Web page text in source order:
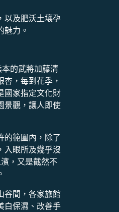
以及肥沃土壤孕
力。
的武將加藤清
，每到花季，
國家指定文化財
景觀，讓人即使
的範圍內，除了
入眼所及幾乎沒
，又是截然不
谷間，各家旅館
白保濕、改善手